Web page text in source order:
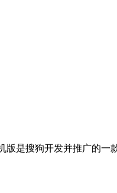
开发并推广的一款免费